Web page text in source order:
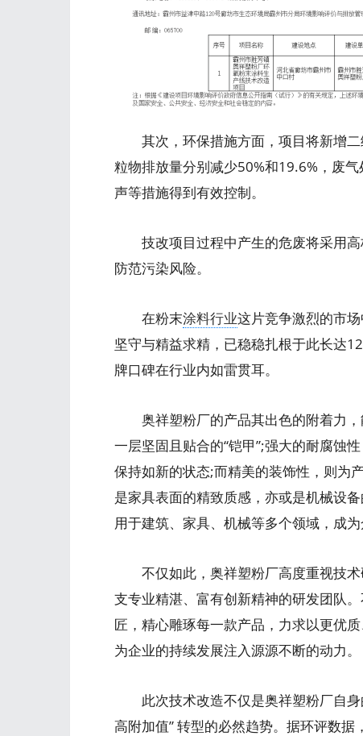
其次，环保措施方面，项目将新增二
粒物排放量分别减少50%和19.6%，废
声等措施得到有效控制。
技改项目过程中产生的危废将采用高
防范污染风险。
在粉末涂料行业这片竞争激烈的市
坚守与精益求精，已稳稳扎根于此长达
牌口碑在行业内如雷贯耳。
奥祥塑粉厂的产品其出色的附着力，
一层坚固且贴合的“铠甲”;强大的耐腐蚀
保持如新的状态;而精美的装饰性，则为
是家具表面的精致质感，亦或是机械设
用于建筑、家具、机械等多个领域，成为
不仅如此，奥祥塑粉厂高度重视技术
支专业精湛、富有创新精神的研发团队
匠，精心雕琢每一款产品，力求以更优
为企业的持续发展注入源源不断的动力。
此次技术改造不仅是奥祥塑粉厂自身
高附加值” 转型的必然趋势。据环评数